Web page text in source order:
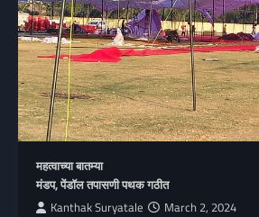
महत्वाच्या बातम्या
मंडप, पेंडॉल तपासणी पथक गठीत
Kanthak Suryatale March 2, 2024